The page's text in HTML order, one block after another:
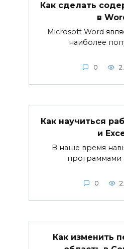
Как сделать
в
Microsoft Word
наиболее
0
Как научиться
и
В наше время
программами
0
Как изменить